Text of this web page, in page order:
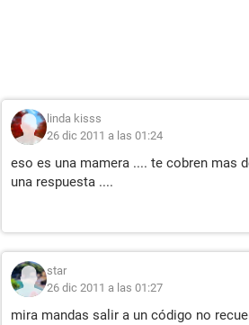
linda kisss
26 dic 2011 a las 01:24
eso es una mamera .... te cobren mas
una respuesta ....
star
26 dic 2011 a las 01:27
mira mandas salir a un código no